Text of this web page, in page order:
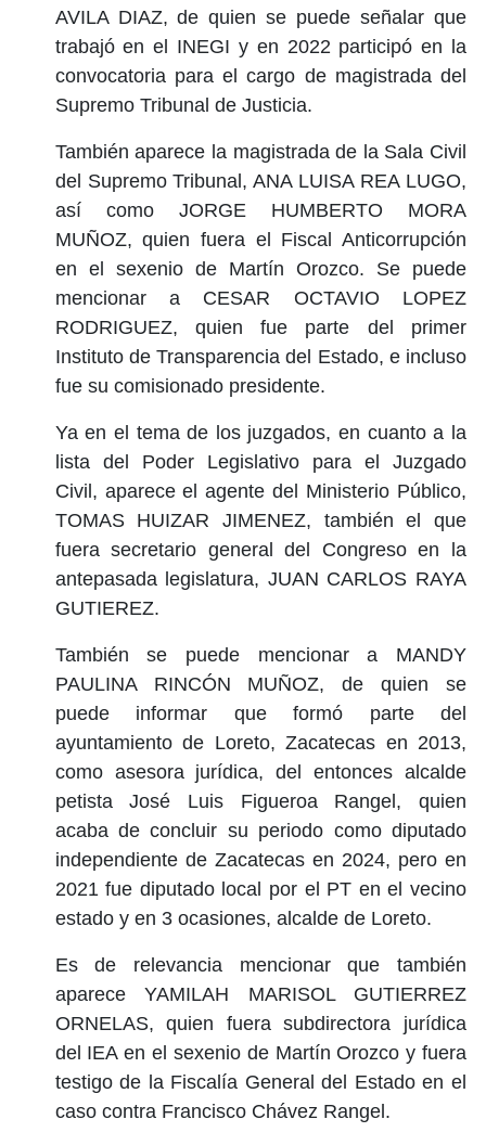
AVILA DIAZ, de quien se puede señalar que
trabajó en el INEGI y en 2022 participó en la
convocatoria para el cargo de magistrada del
Supremo Tribunal de Justicia.
También aparece la magistrada de la Sala Civil
del Supremo Tribunal, ANA LUISA REA LUGO,
así como JORGE HUMBERTO MORA
MUÑOZ, quien fuera el Fiscal Anticorrupción
en el sexenio de Martín Orozco. Se puede
mencionar a CESAR OCTAVIO LOPEZ
RODRIGUEZ, quien fue parte del primer
Instituto de Transparencia del Estado, e incluso
fue su comisionado presidente.
Ya en el tema de los juzgados, en cuanto a la
lista del Poder Legislativo para el Juzgado
Civil, aparece el agente del Ministerio Público,
TOMAS HUIZAR JIMENEZ, también el que
fuera secretario general del Congreso en la
antepasada legislatura, JUAN CARLOS RAYA
GUTIEREZ.
También se puede mencionar a MANDY
PAULINA RINCÓN MUÑOZ, de quien se
puede informar que formó parte del
ayuntamiento de Loreto, Zacatecas en 2013,
como asesora jurídica, del entonces alcalde
petista José Luis Figueroa Rangel, quien
acaba de concluir su periodo como diputado
independiente de Zacatecas en 2024, pero en
2021 fue diputado local por el PT en el vecino
estado y en 3 ocasiones, alcalde de Loreto.
Es de relevancia mencionar que también
aparece YAMILAH MARISOL GUTIERREZ
ORNELAS, quien fuera subdirectora jurídica
del IEA en el sexenio de Martín Orozco y fuera
testigo de la Fiscalía General del Estado en el
caso contra Francisco Chávez Rangel.